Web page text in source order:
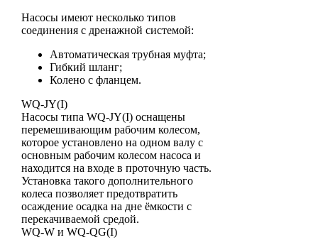
Насосы имеют несколько типов
соединения с дренажной системой:
Автоматическая трубная муфта;
Гибкий шланг;
Колено с фланцем.
WQ-JY(I)
Насосы типа WQ-JY(I) оснащены
перемешивающим рабочим колесом,
которое установлено на одном валу с
основным рабочим колесом насоса и
находится на входе в проточную часть.
Установка такого дополнительного
колеса позволяет предотвратить
осаждение осадка на дне ёмкости с
перекачиваемой средой.
WQ-W и WQ-QG(I)